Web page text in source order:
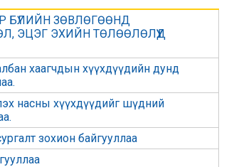
БҮЛИЙН ЗӨВЛӨГӨӨНД
ЭЦЭГ ЭХИЙН ТӨЛӨӨЛӨЛҮҮД
хаагчдын хүүхдүүдийн дунд
насны хүүхдүүдийг шүдний
зохион байгууллаа